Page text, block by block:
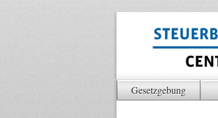
Gesetzgebung